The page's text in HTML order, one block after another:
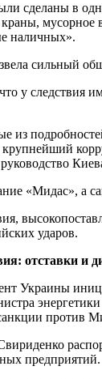
сделаны в
наличных».
сильный
у следствия
крупнейший
руководство
«Мидас», а
ударов.
отставки и
Украины
против
предприятий.